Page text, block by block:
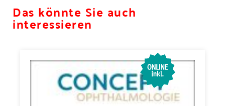
Das könnte Sie auch
interessieren